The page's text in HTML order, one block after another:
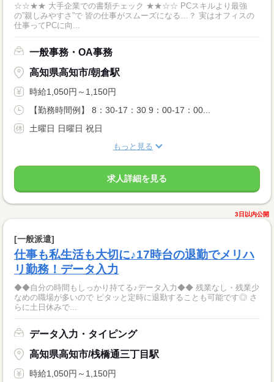
☆☆★★ 大手企業での書類チェック ★★☆☆ PCスキルより最強
の”親しみやすさ”で 皆の仕事がスムーズになる…？ 実はオフィスの
仕事ってPCに向...
一般事務・OA事務
高知県高知市/朝倉駅
時給1,050円～1,150円
【勤務時間例】 8：30-17：30 9：00-17：00...
土曜日 日曜日 祝日
もっと見る
求人詳細を見る
3日以内公開
[一般派遣]
仕事も私生活も大切に♪17時台の退勤でメリハ
リ勤務！データ入力
◆◆自分の時間もしっかり持てる♪データ入力◆◆ 残業なし・残業少
なめの職場が多いので ピタッと定時に退勤することも可能です◎ さ
らに土日休みで...
データ入力・タイピング
高知県高知市/桟橋通三丁目駅
時給1,050円～1,150円